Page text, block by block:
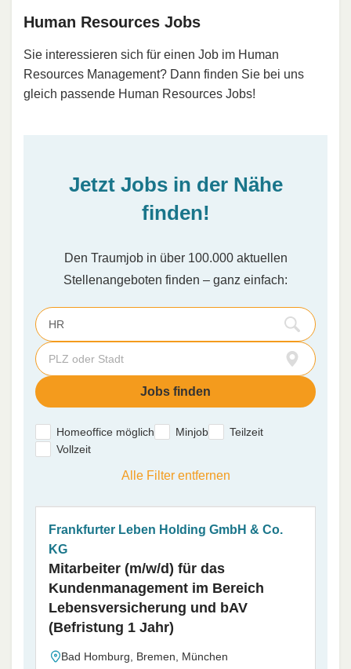
Human Resources Jobs
Sie interessieren sich für einen Job im Human
Resources Management? Dann finden Sie bei uns
gleich passende Human Resources Jobs!
Jetzt Jobs in der Nähe
finden!
Den Traumjob in über 100.000 aktuellen
Stellenangeboten finden – ganz einfach:
Homeoffice möglich Minjob
Teilzeit
Vollzeit
Alle Filter entfernen
Frankfurter Leben Holding GmbH & Co.
KG
Mitarbeiter (m/w/d) für das
Kundenmanagement im Bereich
Lebensversicherung und bAV
(Befristung 1 Jahr)
Bad Homburg, Bremen, München